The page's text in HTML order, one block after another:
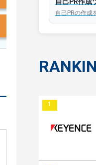
Android版はこちら
自己PRの作成
1